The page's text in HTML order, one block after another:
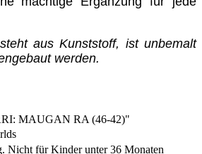
aus Kunststoff, ist unbemalt
werden.
MAUGAN RA (46-42)"
Nicht für Kinder unter 36 Monaten